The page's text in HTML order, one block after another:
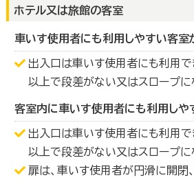
ホテル又は旅館の客室
車いす使用者にも利用しやすい客室
出入口は車いす使用者にも利用で
以上で段差がない又はスロープに
客室内に車いす使用者にも利用しや
出入口は車いす使用者にも利用で
以上で段差がない又はスロープに
扉は、車いす使用者が円滑に開閉